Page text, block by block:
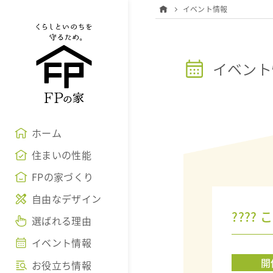
ホーム
住まいの性能
FPの家づくり
自由なデザイン
選ばれる理由
イベント情報
お役立ち情報
イベント情報
イベン
????